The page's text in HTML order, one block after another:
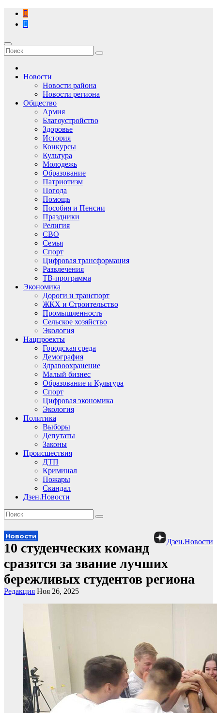
Перейти
содержимому
Новости
Новости района
Новости региона
Общество
Армия
Благоустройство
Здоровье
История
Конкурсы
Культура
Молодежь
Образование
Патриотизм
Погода
Помощь
Пособия и Пенсии
Праздники
Религия
СВО
Семья
Спорт
Цифровая трансформация
Развлечения
ТВ-программа
Экономика
Дороги и транспорт
ЖКХ и Строительство
Промышленность
Сельское хозяйство
Экология
Нацпроекты
Городская среда
Демография
Здравоохранение
Малый бизнес
Образование и Культура
Спорт
Цифровая экономика
Экология
Политика
Выборы
Депутаты
Законы
Происшествия
ДТП
Криминал
Пожары
Скандал
Дзен.Новости
Дзен.Новости
Новости
10 студенческих команд
сразятся за звание лучших
бережливых студентов региона
Редакция Ноя 26, 2025